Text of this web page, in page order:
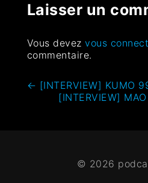
Laisser un
Vous devezvous
commentaire.
← [INTERVIEW] KUMO
[INTERVIEW]
© 2026